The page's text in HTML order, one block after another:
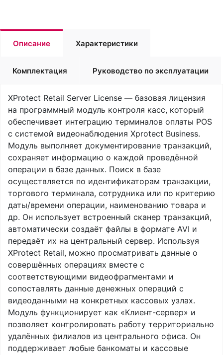
Описание Характеристики
Комплектация Руководство по эксплуатации
XProtect Retail Server License — базовая лицензия
на программный модуль контроля касс, который
обеспечивает интеграцию терминалов оплаты POS
с системой видеонаблюдения Xprotect Business.
Модуль выполняет документирование транзакций,
сохраняет информацию о каждой проведённой
операции в базе данных. Поиск в базе
осуществляется по идентификаторам транзакции,
торгового терминала, сотрудника или по критерию
даты/времени операции, наименованию товара и
др. Он использует встроенный сканер транзакций,
автоматически создаёт файлы в формате AVI и
передаёт их на центральный сервер. Используя
XProtect Retail, можно просматривать данные о
совершённых операциях вместе с
соответствующими видеофрагментами и
сопоставлять данные денежных операций с
видеоданными на конкретных кассовых узлах.
Модуль функционирует как «Клиент-сервер» и
позволяет контролировать работу территориально
удалённых филиалов из центрального офиса. Он
поддерживает любые банкоматы и кассовые